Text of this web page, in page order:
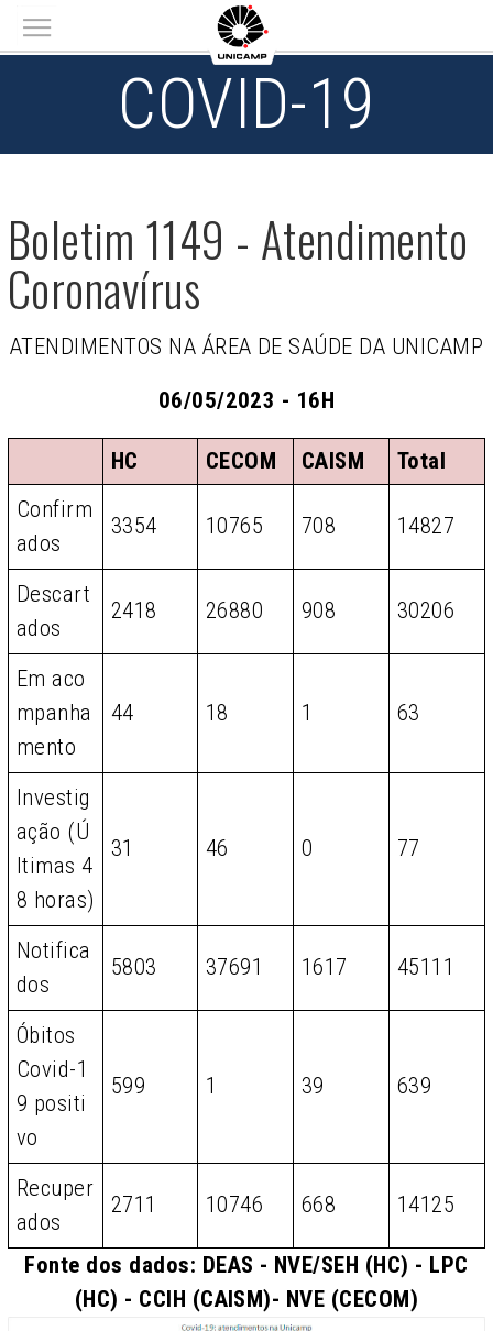
Main menu
COVID-19
Boletim 1149 - Atendimento
Coronavírus
ATENDIMENTOS NA ÁREA DE SAÚDE DA UNICAMP
06/05/2023 - 16H
HC CECOM CAISM
Total
Confirm
ados
3354 10765 708 14827
Descart
ados
2418 26880 908 30206
Em aco
mpanha
mento
44 18 1 63
Investig
ação (Ú
ltimas 4
8 horas)
31 46 0 77
Notifica
dos
5803 37691 1617 45111
Óbitos
Covid-1
9 positi
vo
599 1 39 639
Recuper
ados
2711 10746 668 14125
Fonte dos dados: DEAS - NVE/SEH (HC) - LPC
(HC) - CCIH (CAISM)- NVE (CECOM)